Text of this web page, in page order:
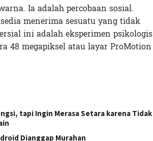
Ia adalah percobaan sosial.
menerima sesuatu yang tidak
ini adalah eksperimen psikologis
48 megapiksel atau layar ProMotion
tapi Ingin Merasa Setara karena Tidak
Dianggap Murahan